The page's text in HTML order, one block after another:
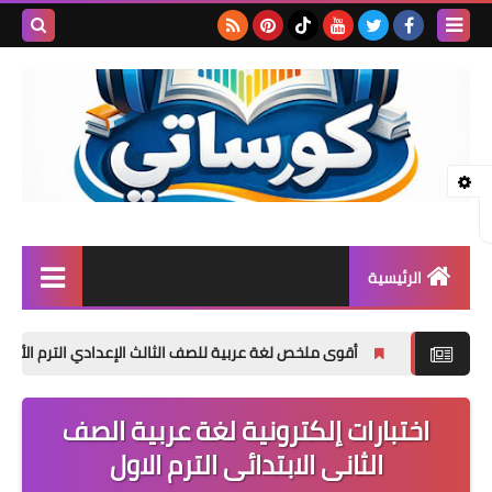
الرئيسية
المرحلة الثانوية
تأسيس حضانة
أقوى ملخص لغة عربية للصف الثالث الإعدادي الترم الأول 2027 PDF | شرح وتدريبات وامتحانات وإجابات
اختبارات إلكترونية لغة عربية الصف
الثانى الابتدائى الترم الاول